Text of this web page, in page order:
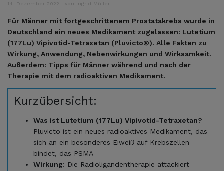
14. Dezember 2022 | von Ingrid Müller
Für Männer mit fortgeschrittenem Prostatakrebs wurde in
Deutschland ein neues Medikament zugelassen: Lutetium
(177Lu) Vipivotid-Tetraxetan (Pluvicto®). Alle Fakten zu
Wirkung, Anwendung, Nebenwirkungen und Wirksamkeit.
Außerdem: Tipps für Männer während und nach der
Therapie mit dem radioaktiven Medikament.
Kurzübersicht:
Was ist Lutetium (177Lu) Vipivotid-Tetraxetan?
Pluvicto ist ein neues radioaktives Medikament, das
sich an ein besonderes Eiweiß auf Krebszellen
bindet, das PSMA
Wirkung: Die Radioligandentherapie attackiert